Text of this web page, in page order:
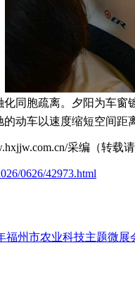
同胞疏离。夕阳为车窗
动车以速度缩短空间距
采编（转载
0626/42973.html
福州市农业科技主题微